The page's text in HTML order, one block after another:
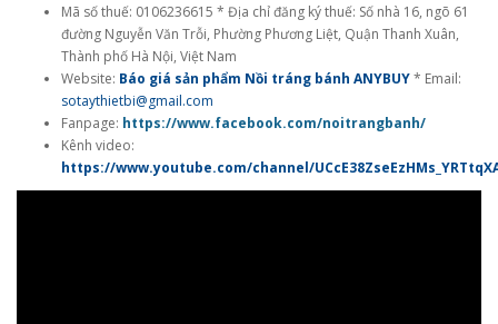
Mã số thuế: 0106236615 * Địa chỉ đăng ký thuế: Số nhà 16, ngõ 61
đường Nguyễn Văn Trỗi, Phường Phương Liệt, Quận Thanh Xuân,
Thành phố Hà Nội, Việt Nam
Website: Báo giá sản phẩm Nồi tráng bánh ANYBUY* Email:
sotaythietbi@gmail.com
Fanpage: https://www.facebook.com/noitrangbanh/
Kênh video:
https://www.youtube.com/channel/